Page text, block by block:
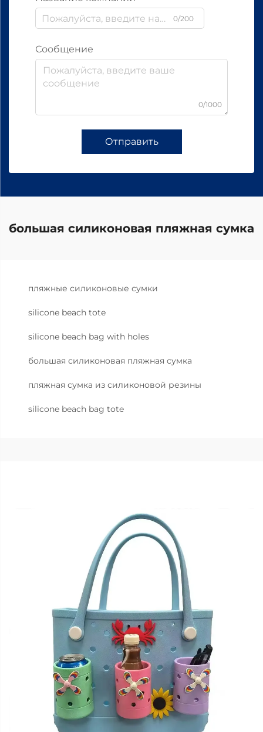
0/200
Сообщение
0/1000
Отправить
большая силиконовая пляжная сумка
пляжные силиконовые сумки
silicone beach tote
silicone beach bag with holes
большая силиконовая пляжная сумка
пляжная сумка из силиконовой резины
silicone beach bag tote